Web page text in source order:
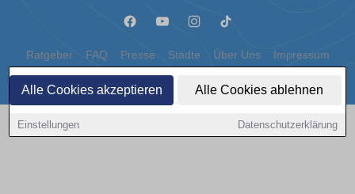
Alle Cookies akzeptieren Alle Cookies ablehnen
Einstellungen Datenschutzerklärung
Ratgeber FAQ Presse Städte Über Uns Impressum
Datenschutz Cookies
Copyright © 2000 - 2026 | 1A Infosysteme GmbH | Content by: 1a-sites-autos